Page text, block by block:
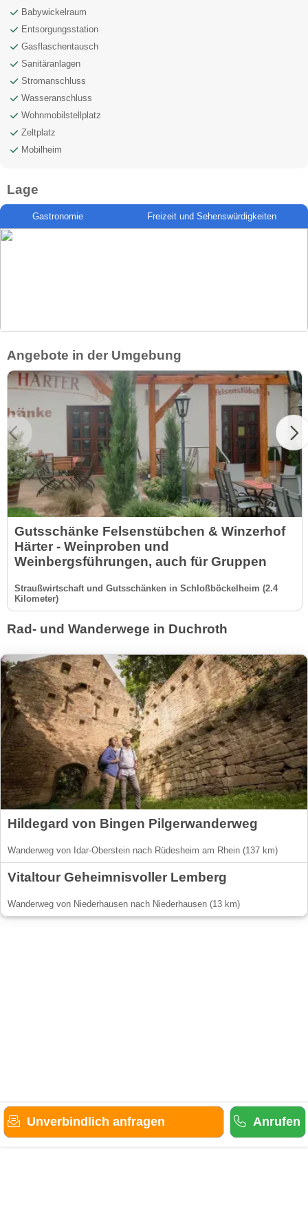
Babywickelraum
Entsorgungsstation
Gasflaschentausch
Sanitäranlagen
Stromanschluss
Wasseranschluss
Wohnmobilstellplatz
Zeltplatz
Mobilheim
Lage
Gastronomie Freizeit und Sehenswürdigkeiten
Angebote in der Umgebung
Gutsschänke Felsenstübchen & Winzerhof
Härter - Weinproben und
Weinbergsführungen, auch für Gruppen
Straußwirtschaft und Gutsschänken in Schloßböckelheim (2.4
Kilometer)
Rad- und Wanderwege in Duchroth
Hildegard von Bingen Pilgerwanderweg
Wanderweg von Idar-Oberstein nach Rüdesheim am Rhein (137 km)
Vitaltour Geheimnisvoller Lemberg
Wanderweg von Niederhausen nach Niederhausen (13 km)
Unverbindlich anfragen Anrufen